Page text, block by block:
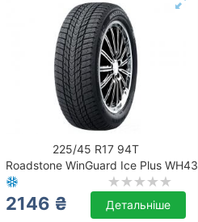
225/45 R17 94T
Roadstone WinGuard Ice Plus WH43
2146 ₴ Детальніше